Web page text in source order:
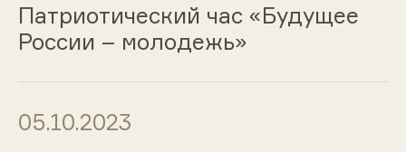
Патриотический час «Будущее
России – молодежь»
05.10.2023